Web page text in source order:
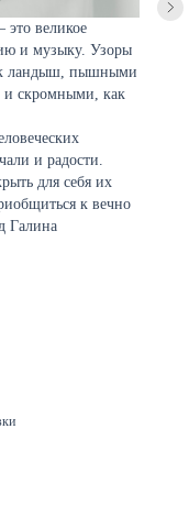
это великое
и музыку. Узоры
ландыш, пышными
скромными, как
и радости.
для себя их
к вечно
Галина